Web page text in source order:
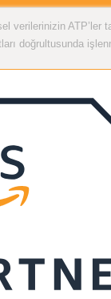
verilerinizin ATP’ler
doğrultusunda